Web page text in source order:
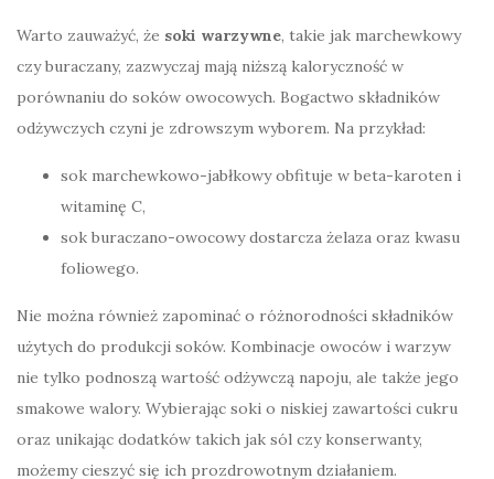
Warto zauważyć, że soki warzywne, takie jak marchewkowy
czy buraczany, zazwyczaj mają niższą kaloryczność w
porównaniu do soków owocowych. Bogactwo składników
odżywczych czyni je zdrowszym wyborem. Na przykład:
sok marchewkowo-jabłkowy obfituje w beta-karoten i
witaminę C,
sok buraczano-owocowy dostarcza żelaza oraz kwasu
foliowego.
Nie można również zapominać o różnorodności składników
użytych do produkcji soków. Kombinacje owoców i warzyw
nie tylko podnoszą wartość odżywczą napoju, ale także jego
smakowe walory. Wybierając soki o niskiej zawartości cukru
oraz unikając dodatków takich jak sól czy konserwanty,
możemy cieszyć się ich prozdrowotnym działaniem.